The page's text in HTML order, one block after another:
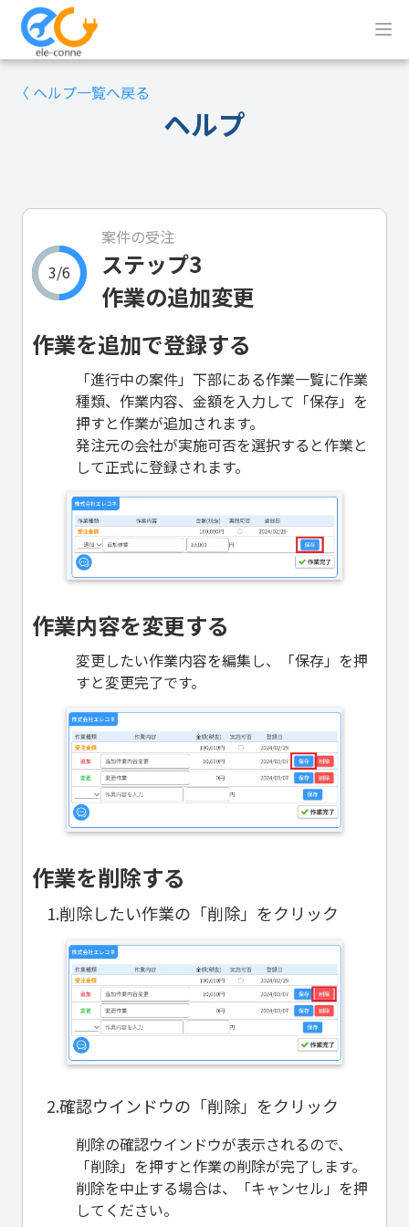
〈 ヘルプ一覧へ戻る
ヘルプ
3/6
案件の受注
ステップ3
作業の追加変更
作業を追加で登録する
「進行中の案件」下部にある作業一覧に作業
種類、作業内容、金額を入力して「保存」を
押すと作業が追加されます。
発注元の会社が実施可否を選択すると作業と
して正式に登録されます。
作業内容を変更する
変更したい作業内容を編集し、「保存」を押
すと変更完了です。
作業を削除する
1.削除したい作業の「削除」をクリック
2.確認ウインドウの「削除」をクリック
削除の確認ウインドウが表示されるので、
「削除」を押すと作業の削除が完了します。
削除を中止する場合は、「キャンセル」を押
してください。